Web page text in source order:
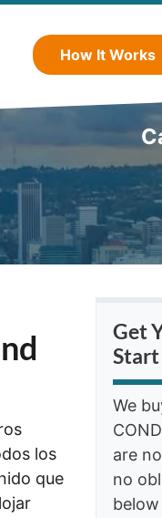
How It Works
los
que
Get
We
are
no